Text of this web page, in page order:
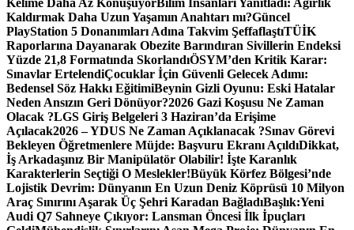
Kelime Daha Az KonuşuyorBilim İnsanları Yanıtladı: Ağırlık
Kaldırmak Daha Uzun Yaşamın Anahtarı mı?Güncel
PlayStation 5 Donanımları Adına Takvim ŞeffaflaştıTÜİK
Raporlarına Dayanarak Obezite Barındıran Sivillerin Endeksi
Yüzde 21,8 Formatında SkorlandıÖSYM’den Kritik Karar:
Sınavlar ErtelendiÇocuklar İçin Güvenli Gelecek Adımı:
Bedensel Söz Hakkı EğitimiBeynin Gizli Oyunu: Eski Hatalar
Neden Ansızın Geri Dönüyor?2026 Gazi Koşusu Ne Zaman
Olacak ?LGS Giriş Belgeleri 3 Haziran’da Erişime
Açılacak2026 – YDUS Ne Zaman Açıklanacak ?Sınav Görevi
Bekleyen Öğretmenlere Müjde: Başvuru Ekranı AçıldıDikkat,
İş Arkadaşınız Bir Manipülatör Olabilir! İşte Karanlık
Karakterlerin Seçtiği O Meslekler!Büyük Körfez Bölgesi’nde
Lojistik Devrim: Dünyanın En Uzun Deniz Köprüsü 10 Milyon
Araç Sınırını Aşarak Üç Şehri Karadan BağladıBaşlık:Yeni
Audi Q7 Sahneye Çıkıyor: Lansman Öncesi İlk İpuçları